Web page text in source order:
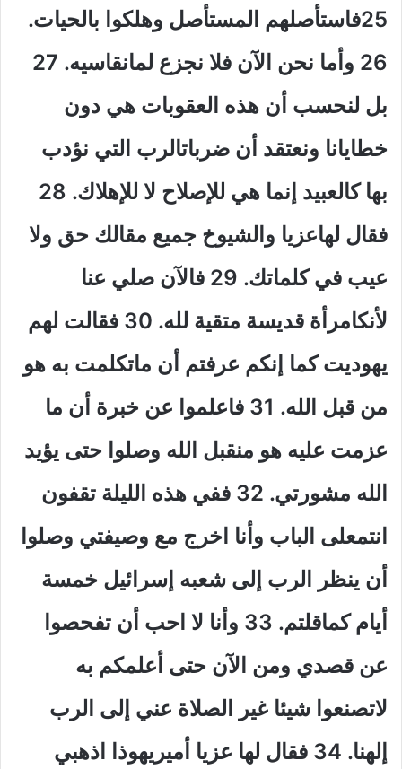
25فاستأصلهم المستأصل وهلكوا بالحيات.
26 وأما نحن الآن فلا نجزع لمانقاسيه. 27
بل لنحسب أن هذه العقوبات هي دون
خطايانا ونعتقد أن ضرباتالرب التي نؤدب
بها كالعبيد إنما هي للإصلاح لا للإهلاك. 28
فقال لهاعزيا والشيوخ جميع مقالك حق ولا
عيب في كلماتك. 29 فالآن صلي عنا
لأنكامرأة قديسة متقية لله. 30 فقالت لهم
يهوديت كما إنكم عرفتم أن ماتكلمت به هو
من قبل الله. 31 فاعلموا عن خبرة أن ما
عزمت عليه هو منقبل الله وصلوا حتى يؤيد
الله مشورتي. 32 ففي هذه الليلة تقفون
انتمعلى الباب وأنا اخرج مع وصيفتي وصلوا
أن ينظر الرب إلى شعبه إسرائيل خمسة
أيام كماقلتم. 33 وأنا لا احب أن تفحصوا
عن قصدي ومن الآن حتى أعلمكم به
لاتصنعوا شيئا غير الصلاة عني إلى الرب
إلهنا. 34 فقال لها عزيا أميريهوذا اذهبي